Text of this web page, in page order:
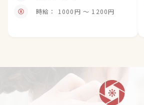
時給： 1000円 〜 1200円